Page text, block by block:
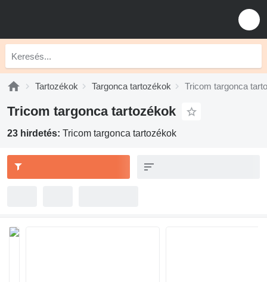
Tartozékok Targonca tartozékok Tricom targonca
Tricom targonca tartozékok
23 hirdetés: Tricom targonca tartozékok